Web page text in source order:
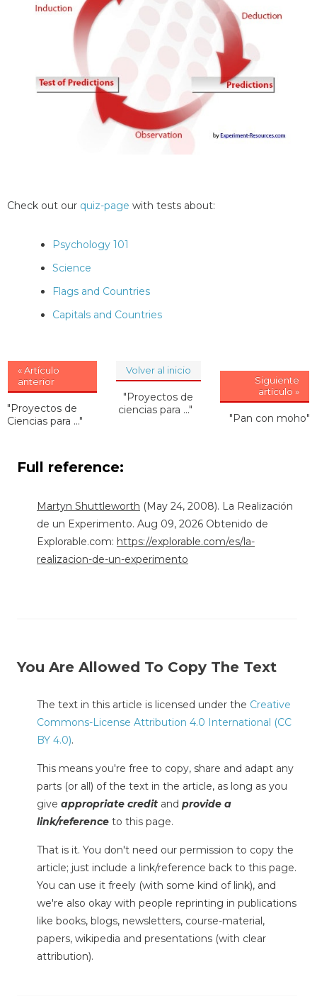
Check out our quiz-page with tests about:
Psychology 101
Science
Flags and Countries
Capitals and Countries
« Artículo
anterior
"Proyectos de
Ciencias para ..."
Volver al inicio
"Proyectos de
ciencias para ..."
Siguiente
artículo »
"Pan con moho"
Full reference:
Martyn Shuttleworth (May 24, 2008). La Realización
de un Experimento. Aug 09, 2026 Obtenido de
Explorable.com: https://explorable.com/es/la-
realizacion-de-un-experimento
You Are Allowed To Copy The Text
The text in this article is licensed under the Creative
Commons-License Attribution 4.0 International (CC
BY 4.0).
This means you're free to copy, share and adapt any
parts (or all) of the text in the article, as long as you
give appropriate credit and provide a
link/reference to this page.
That is it. You don't need our permission to copy the
article; just include a link/reference back to this page.
You can use it freely (with some kind of link), and
we're also okay with people reprinting in publications
like books, blogs, newsletters, course-material,
papers, wikipedia and presentations (with clear
attribution).